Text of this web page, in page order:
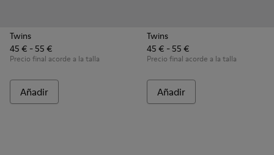
Twins
45 € - 55 €
Precio final acorde a la talla
Añadir
Twins
45 € - 55 €
Precio final acorde a la talla
Añadir